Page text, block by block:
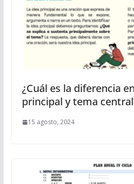
¿Cuál es la diferencia
principal y tema
15 agosto, 2024